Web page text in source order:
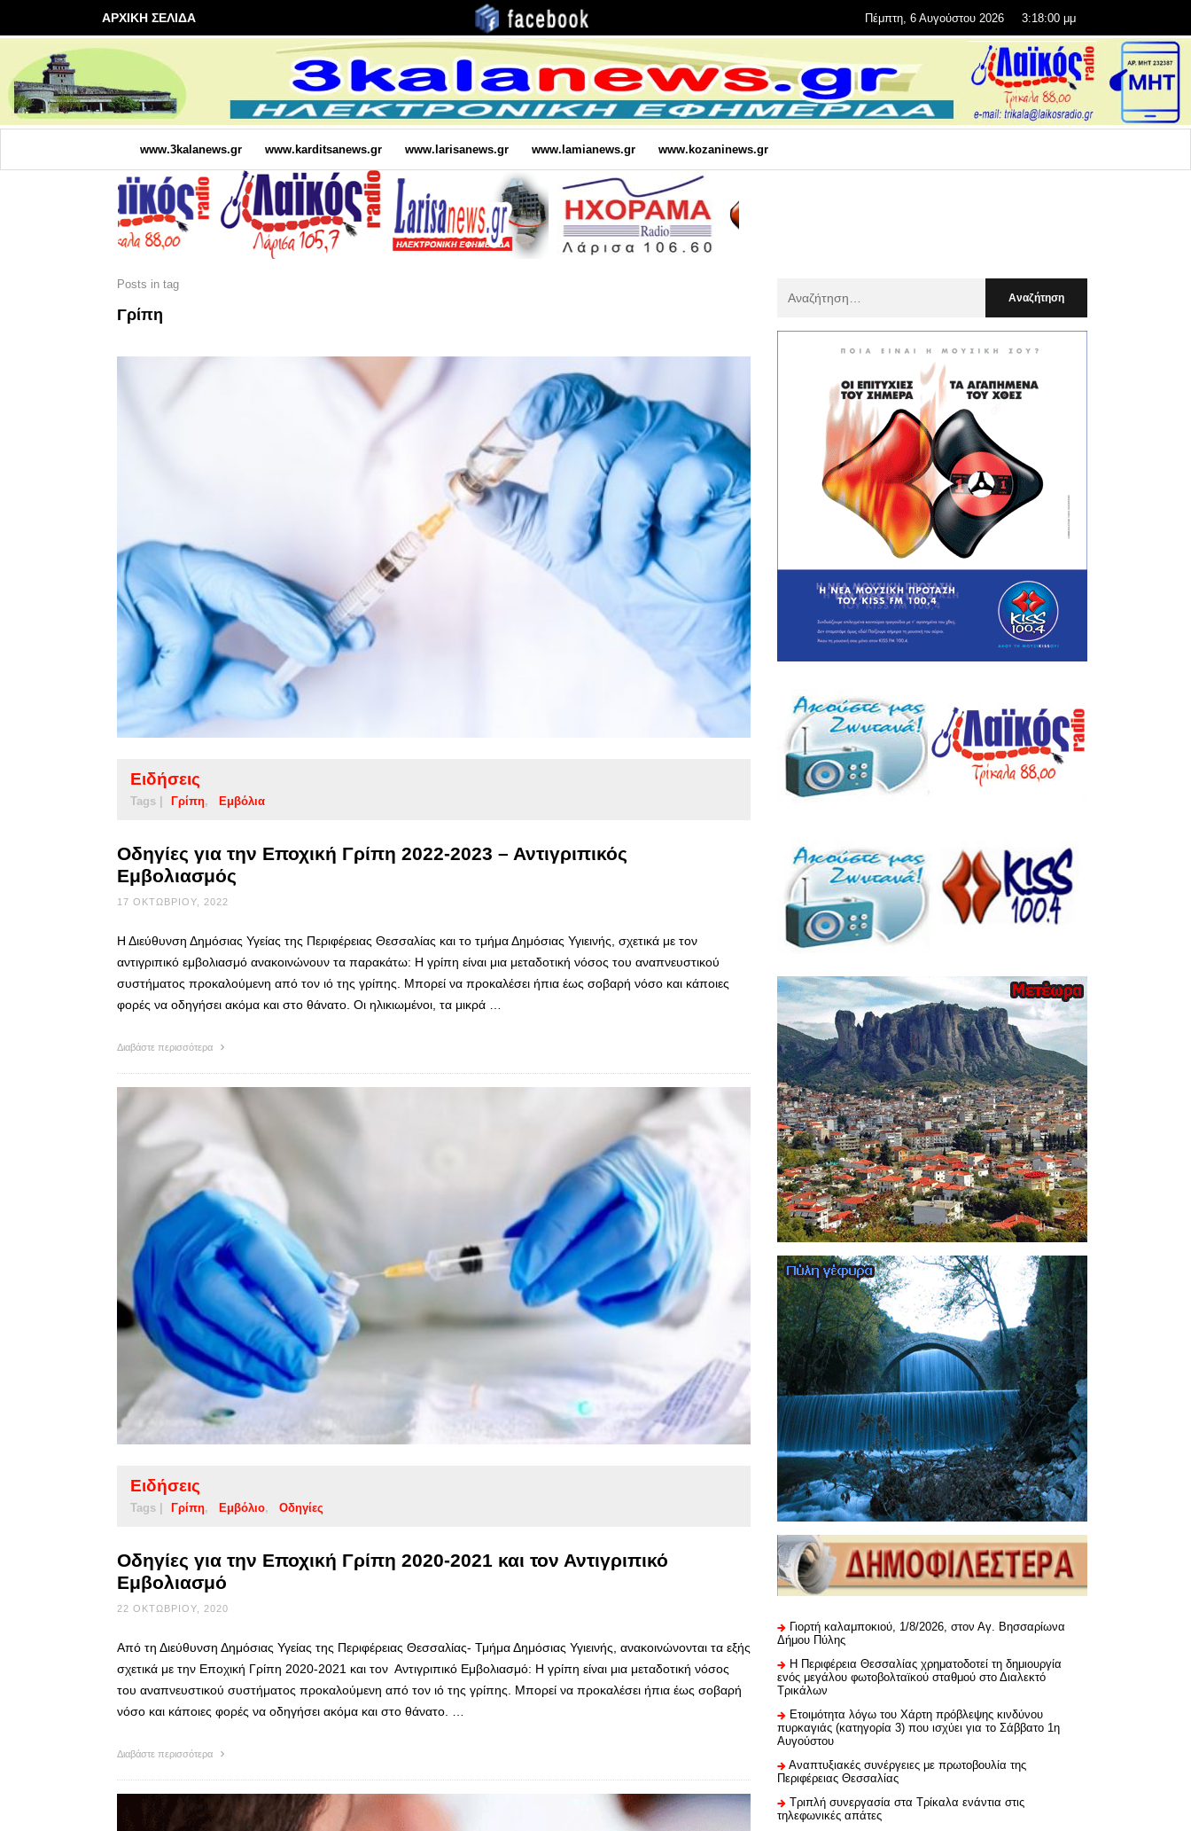
ΑΡΧΙΚΗ ΣΕΛΙΔΑ Πέμπτη, 6 Αυγούστου 2026 3:18:02 μμ
www.3kalanews.gr www.karditsanews.gr www.larisanews.gr www.lamianews.gr www.kozaninews.gr
Posts in tag
Γρίπη
Ειδήσεις
Tags | Γρίπη Εμβόλια
Οδηγίες για την Εποχική Γρίπη 2022-2023 – Αντιγριπικός
Εμβολιασμός
17 ΟΚΤΩΒΡΊΟΥ, 2022
Η Διεύθυνση Δημόσιας Υγείας της Περιφέρειας Θεσσαλίας και το τμήμα Δημόσιας Υγιεινής, σχετικά με τον
αντιγριπικό εμβολιασμό ανακοινώνουν τα παρακάτω: Η γρίπη είναι μια μεταδοτική νόσος του αναπνευστικού
συστήματος προκαλούμενη από τον ιό της γρίπης. Μπορεί να προκαλέσει ήπια έως σοβαρή νόσο και κάποιες
φορές να οδηγήσει ακόμα και στο θάνατο. Οι ηλικιωμένοι, τα μικρά …
Διαβάστε περισσότερα
Ειδήσεις
Tags | Γρίπη Εμβόλιο Οδηγίες
Οδηγίες για την Εποχική Γρίπη 2020-2021 και τον Αντιγριπικό
Εμβολιασμό
22 ΟΚΤΩΒΡΊΟΥ, 2020
Από τη Διεύθυνση Δημόσιας Υγείας της Περιφέρειας Θεσσαλίας- Τμήμα Δημόσιας Υγιεινής, ανακοινώνονται τα εξής
σχετικά με την Εποχική Γρίπη 2020-2021 και τον Αντιγριπικό Εμβολιασμό: Η γρίπη είναι μια μεταδοτική νόσος
του αναπνευστικού συστήματος προκαλούμενη από τον ιό της γρίπης. Μπορεί να προκαλέσει ήπια έως σοβαρή
νόσο και κάποιες φορές να οδηγήσει ακόμα και στο θάνατο. …
Διαβάστε περισσότερα
:
Γιορτή καλαμποκιού, 1/8/2026, στον Αγ. Βησσαρίωνα
Δήμου Πύλης
H Περιφέρεια Θεσσαλίας χρηματοδοτεί τη δημιουργία
ενός μεγάλου φωτοβολταϊκού σταθμού στο Διαλεκτό
Τρικάλων
Ετοιμότητα λόγω του Χάρτη πρόβλεψης κινδύνου
πυρκαγιάς (κατηγορία 3) που ισχύει για το Σάββατο 1η
Αυγούστου
Αναπτυξιακές συνέργειες με πρωτοβουλία της
Περιφέρειας Θεσσαλίας
Τριπλή συνεργασία στα Τρίκαλα ενάντια στις
τηλεφωνικές απάτες